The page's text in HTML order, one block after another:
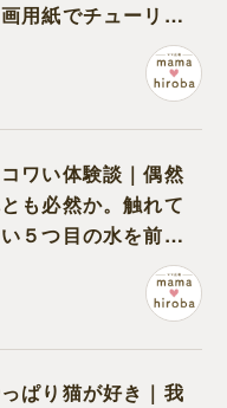
用紙でチューリッ
ていただけだった
コワい体験談｜偶然
も必然か。触れて
５つ目の水を前に
っぱり猫が好き｜我